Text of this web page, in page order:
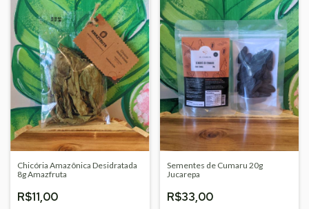
Chicória Amazônica Desidratada
8g Amazfruta
R$11,00
Sementes de Cumaru 20g
Jucarepa
R$33,00